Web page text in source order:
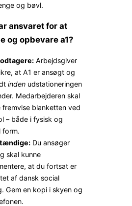
og bøvl.
ansvaret for at
og opbevare a1?
Arbejdsgiver
at A1 er ansøgt og
inden udstationeringen
Medarbejderen skal
fremvise blanketten ved
– både i fysisk og
form.
Du ansøger
skal kunne
at du fortsat er
af dansk social
Gem en kopi i skyen og